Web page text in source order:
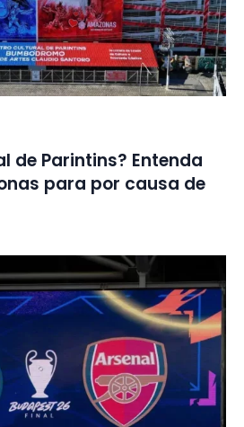
de Parintins? Entenda
para por causa de